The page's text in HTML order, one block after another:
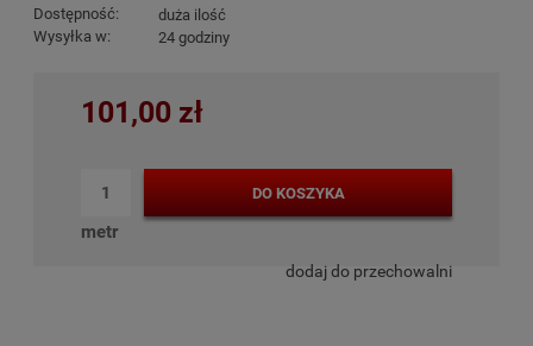
Dostępność:
duża ilość
Wysyłka w:
24 godziny
101,00 zł
metr
DO KOSZYKA
dodaj do przechowalni